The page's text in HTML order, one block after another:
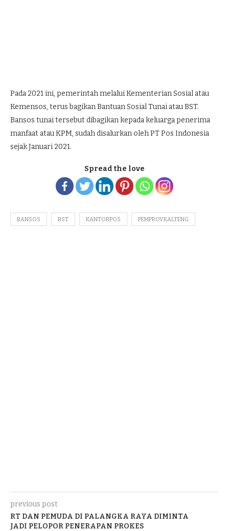
Pada 2021 ini, pemerintah melalui Kementerian Sosial atau
Kemensos, terus bagikan Bantuan Sosial Tunai atau BST.
Bansos tunai tersebut dibagikan kepada keluarga penerima
manfaat atau KPM, sudah disalurkan oleh PT Pos Indonesia
sejak Januari 2021.
Spread the love
BANSOS BST KANTORPOS PEMPROVKALTENG
previous post
RT DAN PEMUDA DI PALANGKA RAYA DIMINTA
JADI PELOPOR PENERAPAN PROKES